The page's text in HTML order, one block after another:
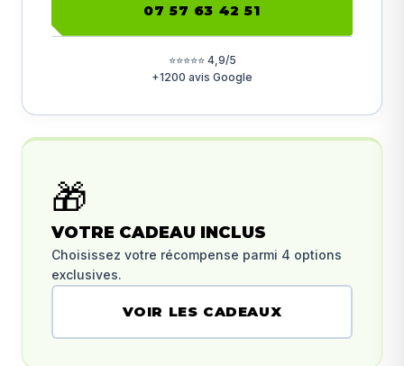
07 57 63 42 51
⭐⭐⭐⭐⭐ 4,9/5
+1200 avis Google
🎁
VOTRE CADEAU INCLUS
Choisissez votre récompense parmi 4 options
exclusives.
VOIR LES CADEAUX